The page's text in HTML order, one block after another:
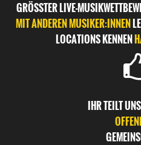
GRÖSSTER LIVE-
MIT ANDEREN MUSIKER:INNEN
LOCATIONS KENNEN
IHR TEILT